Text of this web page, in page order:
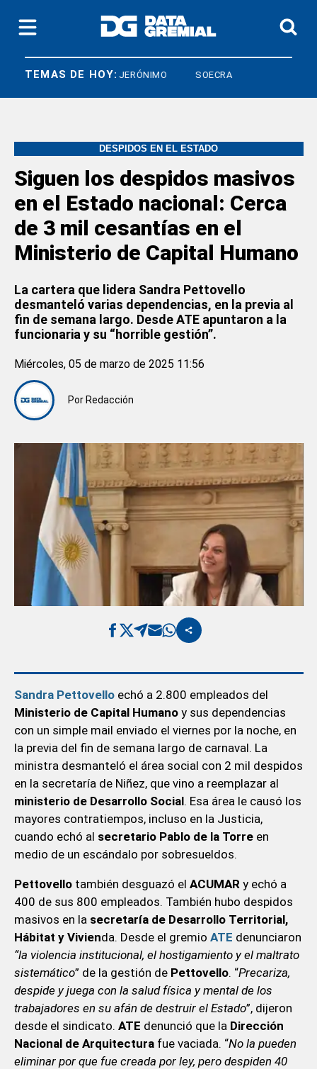
TEMAS DE HOY:
CRISTIAN JERÓNIMO SOECRA
DESPIDOS EN EL ESTADO
Siguen los despidos masivos
en el Estado nacional: Cerca
de 3 mil cesantías en el
Ministerio de Capital Humano
La cartera que lidera Sandra Pettovello
desmanteló varias dependencias, en la previa al
fin de semana largo. Desde ATE apuntaron a la
funcionaria y su “horrible gestión”.
Por Redacción
Miércoles, 05 de marzo de 2025 11:56
Sandra Pettovello echó a 2.800 empleados del
Ministerio de Capital Humano y sus dependencias
con un simple mail enviado el viernes por la noche, en
la previa del fin de semana largo de carnaval. La
ministra desmanteló el área social con 2 mil despidos
en la secretaría de Niñez, que vino a reemplazar al
ministerio de Desarrollo Social. Esa área le causó los
mayores contratiempos, incluso en la Justicia,
cuando echó al secretario Pablo de la Torre en
medio de un escándalo por sobresueldos.
Pettovello también desguazó el ACUMAR y echó a
400 de sus 800 empleados. También hubo despidos
masivos en la secretaría de Desarrollo Territorial,
Hábitat y Vivienda. Desde el gremio ATE denunciaron
“la violencia institucional, el hostigamiento y el maltrato
sistemático” de la gestión de Pettovello. “Precariza,
despide y juega con la salud física y mental de los
trabajadores en su afán de destruir el Estado”, dijeron
desde el sindicato. ATE denunció que la Dirección
Nacional de Arquitecturafue vaciada. “No la pueden
eliminar por que fue creada por ley, pero despiden 40